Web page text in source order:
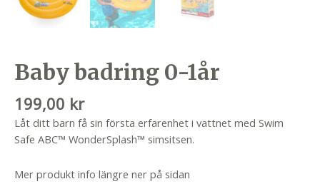
Baby badring 0-1år
199,00 kr
Låt ditt barn få sin första erfarenhet i vattnet med Swim
Safe ABC™ WonderSplash™ simsitsen.
Mer produkt info längre ner på sidan